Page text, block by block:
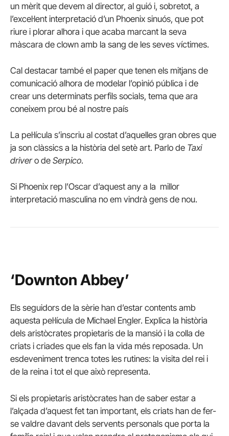
un mèrit que devem al director, al guió i, sobretot, a
l’excel·lent interpretació d’un Phoenix sinuós, que pot
riure i plorar alhora i que acaba marcant la seva
màscara de clown amb la sang de les seves víctimes.
Cal destacar també el paper que tenen els mitjans de
comunicació alhora de modelar l’opinió pública i de
crear uns determinats perfils socials, tema que ara
coneixem prou bé al nostre país
La pel·lícula s’inscriu al costat d’aquelles gran obres que
ja son clàssics a la història del setè art. Parlo de Taxi
drivero de Serpico.
Si Phoenix rep l’Oscar d’aquest any a la millor
interpretació masculina no em vindrà gens de nou.
‘Downton Abbey’
Els seguidors de la sèrie han d’estar contents amb
aquesta pel·lícula de Michael Engler. Explica la història
dels aristòcrates propietaris de la mansió i la colla de
criats i criades que els fan la vida més reposada. Un
esdeveniment trenca totes les rutines: la visita del rei i
de la reina i tot el que això representa.
Si els propietaris aristòcrates han de saber estar a
l’alçada d’aquest fet tan important, els criats han de fer-
se valdre davant dels servents personals que porta la